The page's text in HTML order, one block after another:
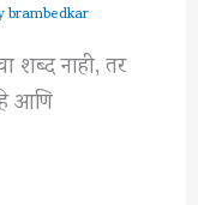
brambedkar
शब्द नाही, तर
आणि